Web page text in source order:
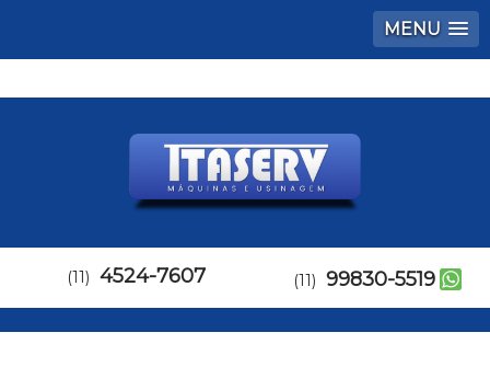
MENU
(11) 4524-7607 (11) 99830-5519